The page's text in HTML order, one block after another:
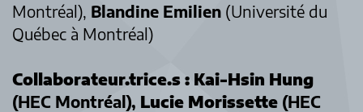
Montréal), Blandine Emilien (Université du
Québec à Montréal)
Collaborateur.trice.s : Kai-Hsin Hung
(HEC Montréal), Lucie Morissette (HEC